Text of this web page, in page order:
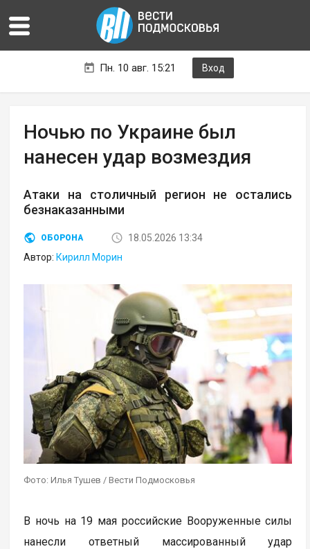
Пн. 10 авг. 15:21 Вход
Ночью по Украине был
нанесен удар возмездия
Атаки на столичный регион не остались
безнаказанными
ОБОРОНА
18.05.2026 13:34
Автор: Кирилл Морин
Фото: Илья Тушев / Вести Подмосковья
В ночь на 19 мая российские Вооруженные силы
нанесли ответный массированный удар